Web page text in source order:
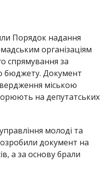
Порядок надання
організаціям
спрямування за
бюджету. Документ
міською
на депутатських
молоді та
документ на
а за основу брали